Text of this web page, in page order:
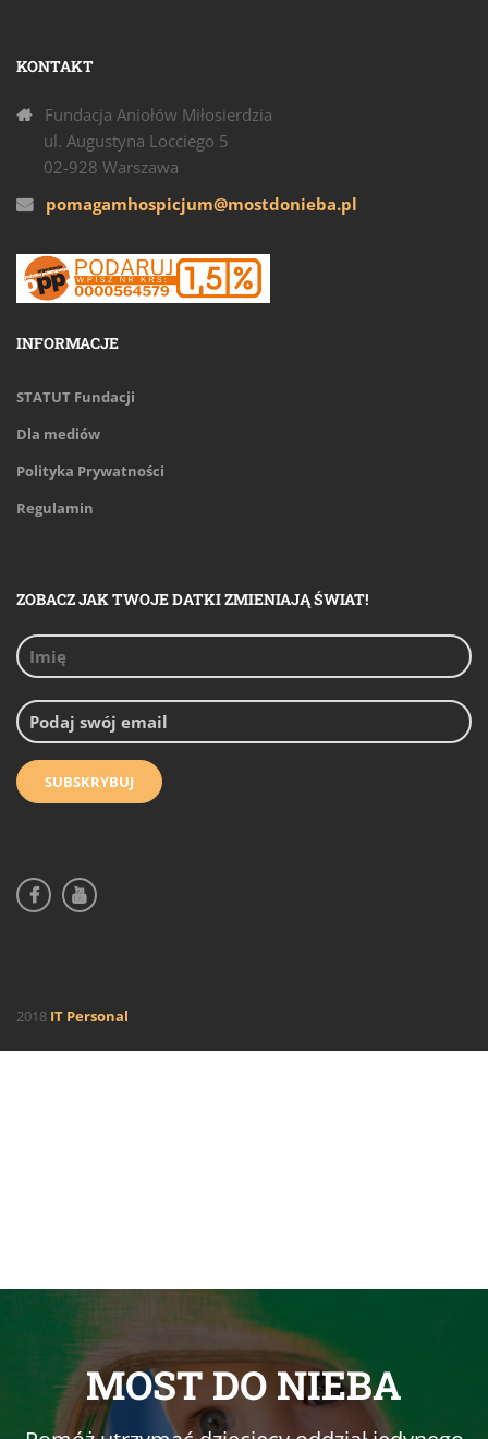
KONTAKT
Fundacja Aniołów Miłosierdzia
ul. Augustyna Locciego 5
02-928 Warszawa
pomagamhospicjum@mostdonieba.pl
INFORMACJE
STATUT Fundacji
Dla mediów
Polityka Prywatności
Regulamin
ZOBACZ JAK TWOJE DATKI ZMIENIAJĄ ŚWIAT!
2018 IT Personal
MOST DO NIEBA